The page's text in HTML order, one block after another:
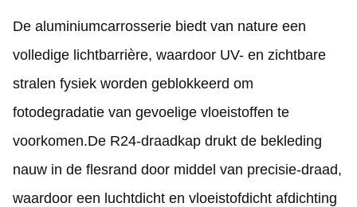
De aluminiumcarrosserie biedt van nature een
volledige lichtbarrière, waardoor UV- en zichtbare
stralen fysiek worden geblokkeerd om
fotodegradatie van gevoelige vloeistoffen te
voorkomen.De R24-draadkap drukt de bekleding
nauw in de flesrand door middel van precisie-draad,
waardoor een luchtdicht en vloeistofdicht afdichting